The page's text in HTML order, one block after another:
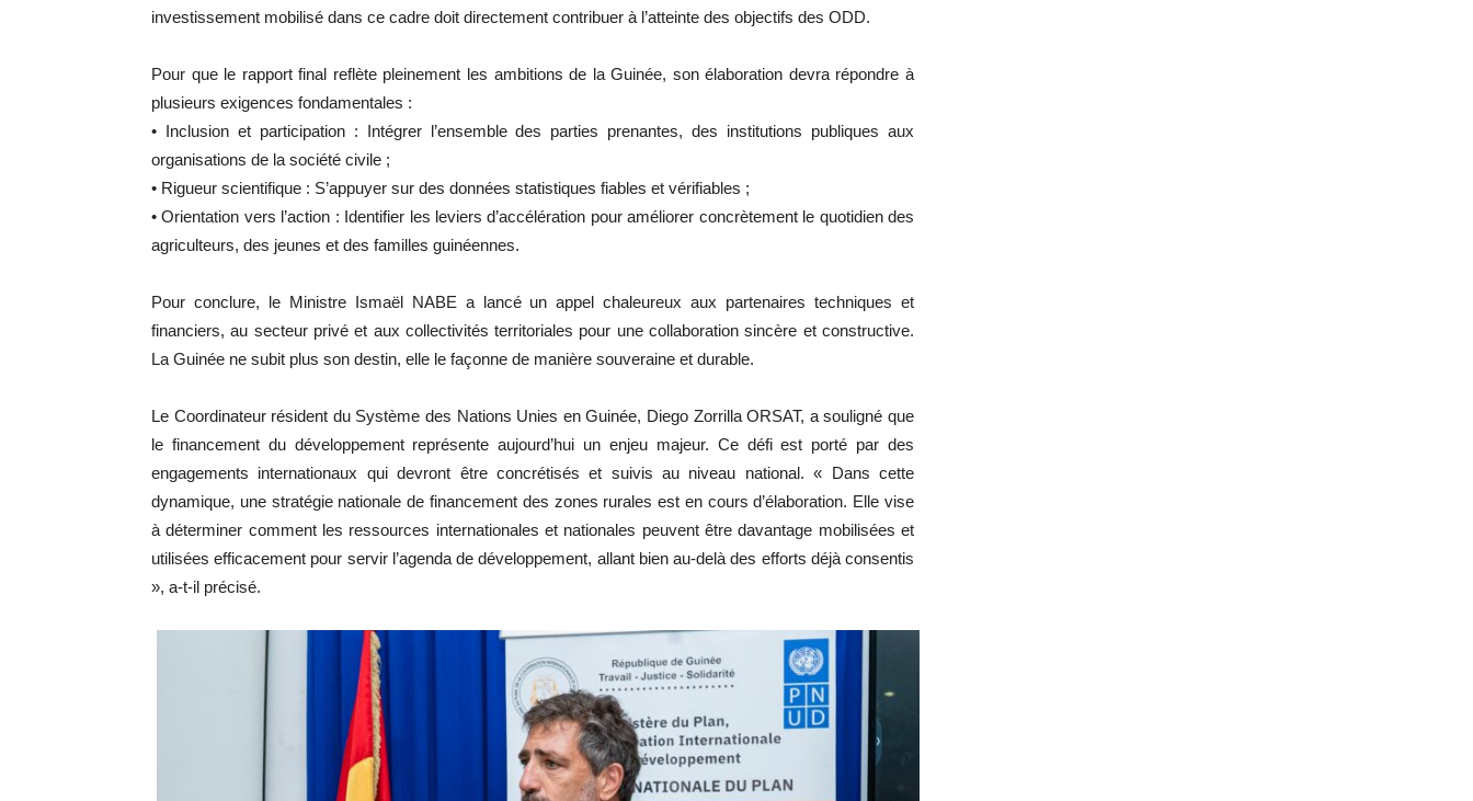
investissement mobilisé dans ce cadre doit directement contribuer à l’atteinte des objectifs des ODD.
Pour que le rapport final reflète pleinement les ambitions de la Guinée, son élaboration devra répondre à
plusieurs exigences fondamentales :
• Inclusion et participation : Intégrer l’ensemble des parties prenantes, des institutions publiques aux
organisations de la société civile ;
• Rigueur scientifique : S’appuyer sur des données statistiques fiables et vérifiables ;
• Orientation vers l’action : Identifier les leviers d’accélération pour améliorer concrètement le quotidien des
agriculteurs, des jeunes et des familles guinéennes.
Pour conclure, le Ministre Ismaël NABE a lancé un appel chaleureux aux partenaires techniques et
financiers, au secteur privé et aux collectivités territoriales pour une collaboration sincère et constructive.
La Guinée ne subit plus son destin, elle le façonne de manière souveraine et durable.
Le Coordinateur résident du Système des Nations Unies en Guinée, Diego Zorrilla ORSAT, a souligné que
le financement du développement représente aujourd’hui un enjeu majeur. Ce défi est porté par des
engagements internationaux qui devront être concrétisés et suivis au niveau national. « Dans cette
dynamique, une stratégie nationale de financement des zones rurales est en cours d’élaboration. Elle vise
à déterminer comment les ressources internationales et nationales peuvent être davantage mobilisées et
utilisées efficacement pour servir l’agenda de développement, allant bien au-delà des efforts déjà consentis
», a-t-il précisé.